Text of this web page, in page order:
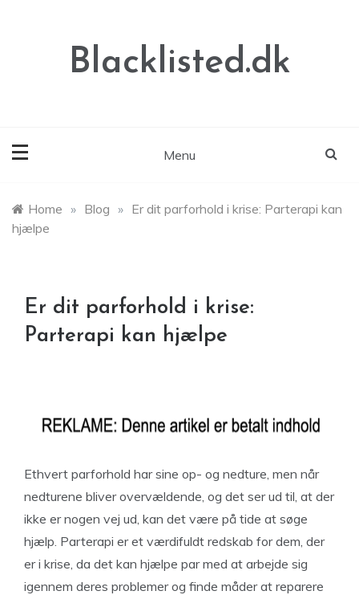
Blacklisted.dk
Menu
Home » Blog » Er dit parforhold i krise: Parterapi kan
hjælpe
Er dit parforhold i krise:
Parterapi kan hjælpe
Ethvert parforhold har sine op- og nedture, men når
nedturene bliver overvældende, og det ser ud til, at der
ikke er nogen vej ud, kan det være på tide at søge
hjælp. Parterapi er et værdifuldt redskab for dem, der
er i krise, da det kan hjælpe par med at arbejde sig
igennem deres problemer og finde måder at reparere